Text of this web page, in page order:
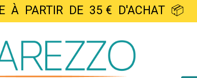
À PARTIR DE 35 € D'ACHAT 📦